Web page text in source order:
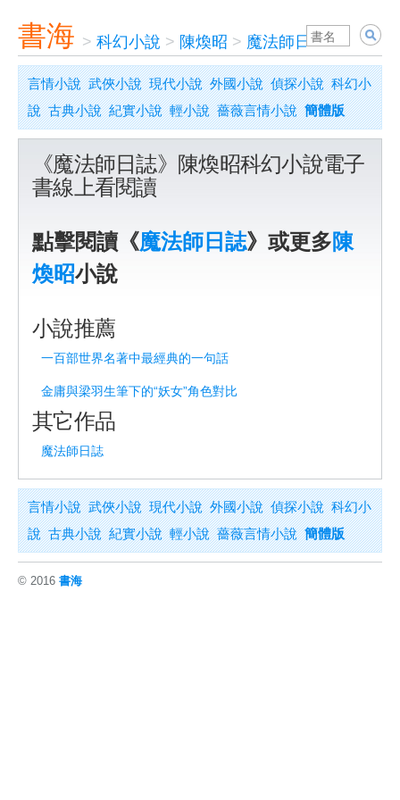
書海 > 科幻小說 > 陳煥昭 > 魔法師日誌
言情小說 武俠小說 現代小說 外國小說 偵探小說 科幻小
說 古典小說 紀實小說 輕小說 薔薇言情小說 簡體版
《魔法師日誌》陳煥昭科幻小說電子
書線上看閱讀
點擊閱讀《魔法師日誌》或更多陳
煥昭小說
小說推薦
一百部世界名著中最經典的一句話
金庸與梁羽生筆下的“妖女”角色對比
其它作品
魔法師日誌
言情小說 武俠小說 現代小說 外國小說 偵探小說 科幻小
說 古典小說 紀實小說 輕小說 薔薇言情小說 簡體版
© 2016 書海